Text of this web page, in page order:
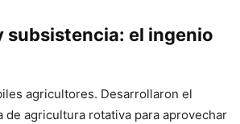
subsistencia: el ingenio
agricultores. Desarrollaron el
de agricultura rotativa para aprovechar